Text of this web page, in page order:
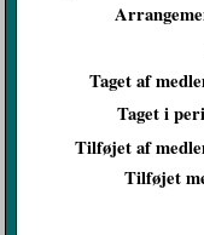
Taget af
Taget i
Tilføjet af
Tilføjet